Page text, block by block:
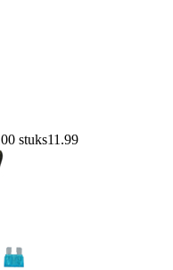
stuks11.99